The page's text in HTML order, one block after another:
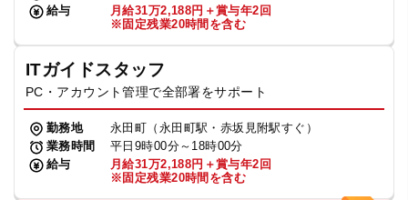
給与
月給31万2,188円＋賞与年2回
※固定残業20時間を含む
ITガイドスタッフ
PC・アカウント管理で全部署をサポート
勤務地
永田町（永田町駅・赤坂見附駅すぐ）
業務時間
平日9時00分～18時00分
給与
月給31万2,188円＋賞与年2回
※固定残業20時間を含む